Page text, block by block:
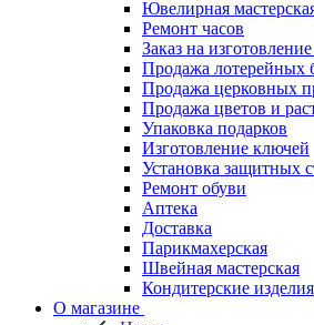
Ювелирная
Ремонт часов
Заказ на
Продажа лотерейных
Продажа церковных
Продажа цветов и
Упаковка подарков
Изготовление ключей
Установка защитных
Ремонт обуви
Аптека
Доставка
Парикмахерская
Швейная мастерская
Кондитерские изделия
О магазине